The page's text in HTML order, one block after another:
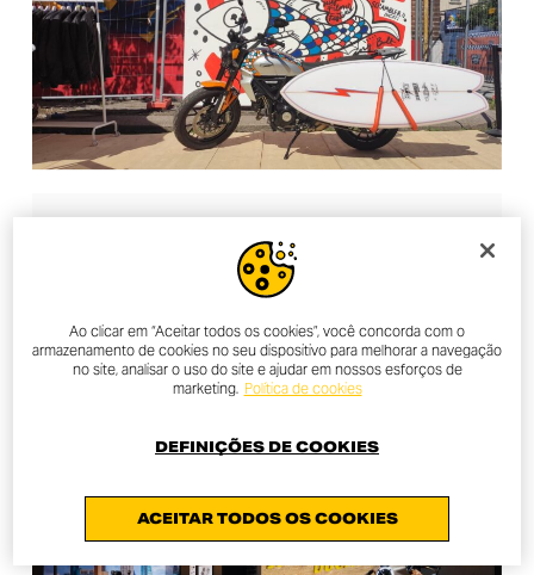
SKATE & SURF FILM FESTIVAL:
SCRAMBLER® AS BRAND
PARTNER
Ao clicar em “Aceitar todos os cookies”, você concorda com o
armazenamento de cookies no seu dispositivo para melhorar a navegação
no site, analisar o uso do site e ajudar em nossos esforços de
marketing. Política de cookies
ACEITAR TODOS OS COOKIES
DEFINIÇÕES DE COOKIES